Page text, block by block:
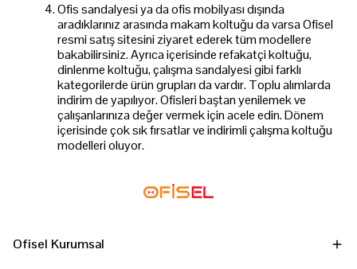
Ofis sandalyesi ya da ofis mobilyası dışında
aradıklarınız arasında makam koltuğu da varsa Ofisel
resmi satış sitesini ziyaret ederek tüm modellere
bakabilirsiniz. Ayrıca içerisinde refakatçi koltuğu,
dinlenme koltuğu, çalışma sandalyesi gibi farklı
kategorilerde ürün grupları da vardır. Toplu alımlarda
indirim de yapılıyor. Ofisleri baştan yenilemek ve
çalışanlarınıza değer vermek için acele edin. Dönem
içerisinde çok sık fırsatlar ve indirimli çalışma koltuğu
modelleri oluyor.
Ofisel Kurumsal